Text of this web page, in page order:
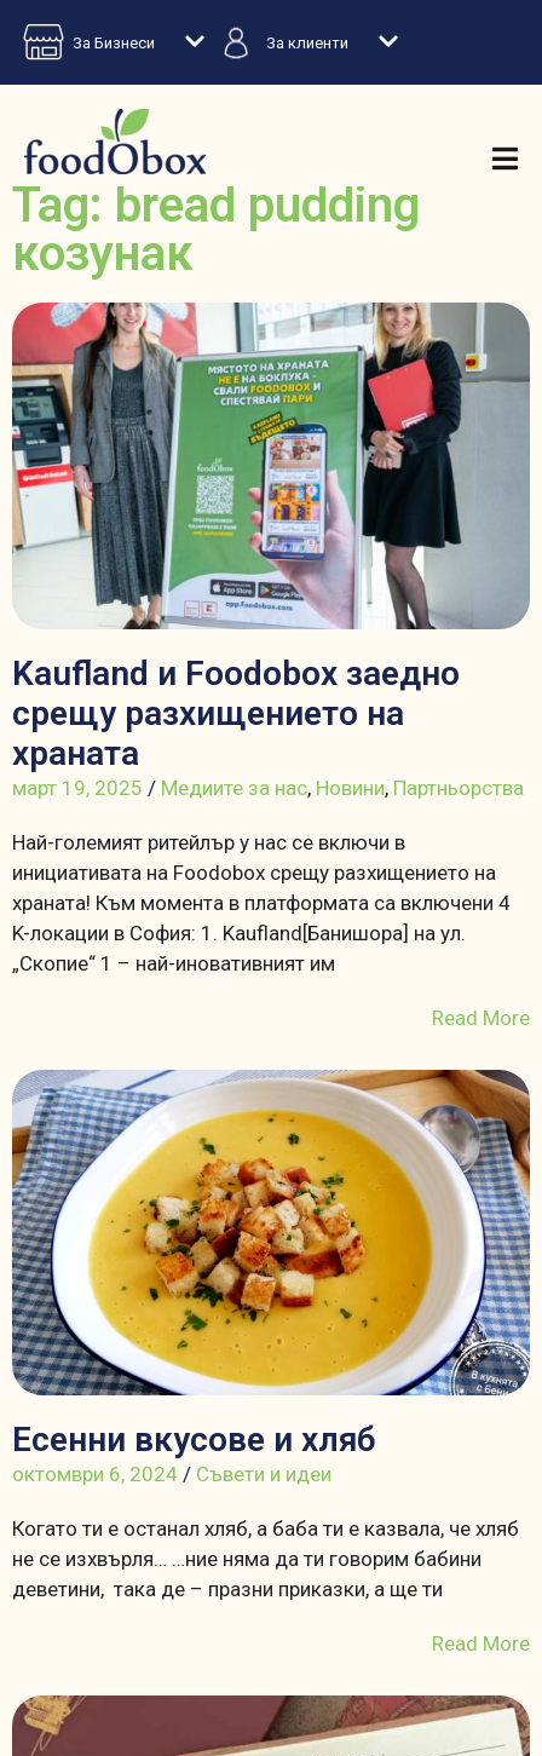
За Бизнеси За клиенти
Tag: bread pudding
козунак
Kaufland и Foodobox заедно
срещу разхищението на
храната
март 19, 2025 / Медиите за нас, Новини, Партньорства
Най-големият ритейлър у нас се включи в
инициативата на Foodobox срещу разхищението на
храната! Към момента в платформата са включени 4
K-локации в София: 1. Kaufland[Банишора] на ул.
„Скопие“ 1 – най-иновативният им
Read More
Есенни вкусове и хляб
октомври 6, 2024 / Съвети и идеи
Когато ти е останал хляб, а баба ти е казвала, че хляб
не се изхвърля… …ние няма да ти говорим бабини
деветини, така де – празни приказки, а ще ти
Read More